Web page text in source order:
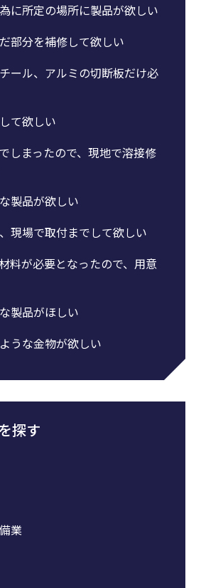
に所定の場所に製品が欲しい
部分を補修して欲しい
ール、アルミの切断板だけ必
て欲しい
しまったので、現地で溶接修
製品が欲しい
現場で取付までして欲しい
料が必要となったので、用意
製品がほしい
うな金物が欲しい
探す
業